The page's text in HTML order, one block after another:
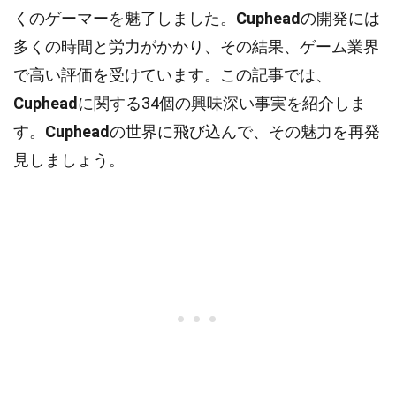
くのゲーマーを魅了しました。 Cupheadの開発には
多くの時間と労力がかかり、その結果、ゲーム業界
で高い評価を受けています。この記事では、
Cuphead に関する34個の興味深い事実を紹介しま
す。 Cupheadの世界に飛び込んで、その魅力を再発
見しましょう。